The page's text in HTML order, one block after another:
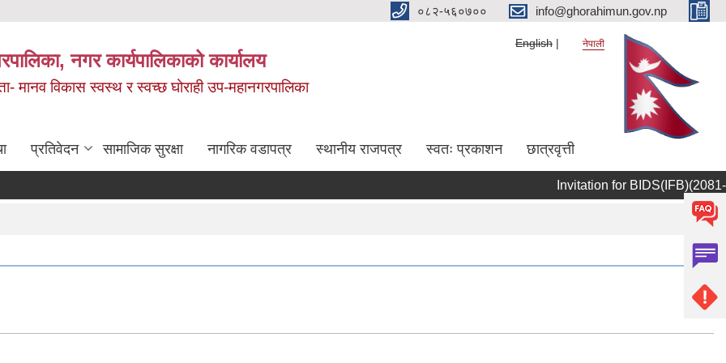
०८२-५६०७०० info@ghorahimun.gov.np
नगर कार्यपालिकाको कार्यालय
मानव विकास स्वस्थ र स्वच्छ घोराही उप-महानगरपालिका
English नेपाली
प्रतिवेदन सामाजिक सुरक्षा नागरिक वडापत्र स्थानीय राजपत्र स्वतः प्रकाशन छात्रवृत्ती
Invitation for BIDS(IFB)(2081-